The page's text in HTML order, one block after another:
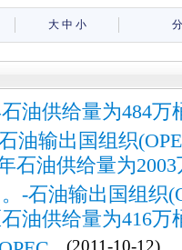
大 中 小
油供给量为484万
油输出国组织
石油供给量为
-石油输出国组织
油供给量为416万
(2011-10-12)